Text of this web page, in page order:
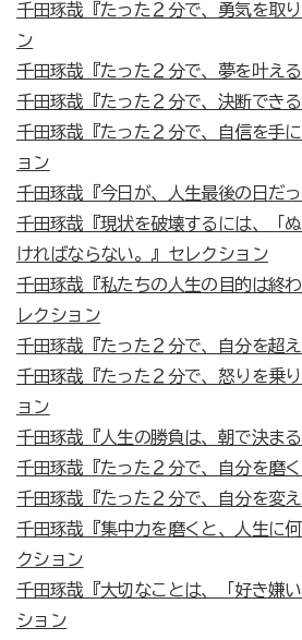
千田琢哉『たった２分で、勇気を取
ン
千田琢哉『たった２分で、夢を叶え
千田琢哉『たった２分で、決断でき
千田琢哉『たった２分で、自信を手
ョン
千田琢哉『今日が、人生最後の日だ
千田琢哉『現状を破壊するには、「
ければならない。』セレクション
千田琢哉『私たちの人生の目的は終
レクション
千田琢哉『たった２分で、自分を超
千田琢哉『たった２分で、怒りを乗
ョン
千田琢哉『人生の勝負は、朝で決ま
千田琢哉『たった２分で、自分を磨
千田琢哉『たった２分で、自分を変
千田琢哉『集中力を磨くと、人生に
クション
千田琢哉『大切なことは、「好き嫌
ション